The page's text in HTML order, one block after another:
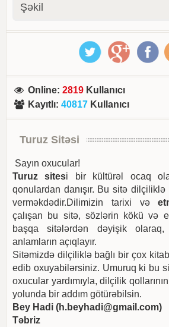
Şəkil
Online:2819 Kullanıcı
Kayıtlı:40817 Kullanıcı
Turuz Sitəsi
Sayın oxucular!
Turuz sitesi bir kültürəl ocaq
qonulardan danışır. Bu sitə
verməkdədir.Dilimizin tarixi və
çalışan bu sitə, sözlərin kökü və
başqa sitələrdən dəyişik olaraq,
anlamların açıqlayır.
Sitəmizdə dilçiliklə bağlı bir çox
edib oxuyabilərsiniz. Umuruq ki bu
oxucular yardımıyla, dilçilik
yolunda bir addım götürəbilsin.
Bey Hadi (h.beyhadi@gmail.com)
Təbriz